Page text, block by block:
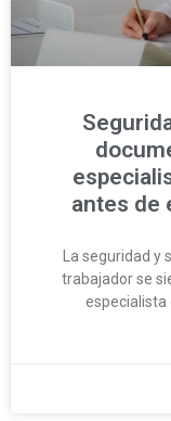
antes de
La seguridad
trabajador se
especialista